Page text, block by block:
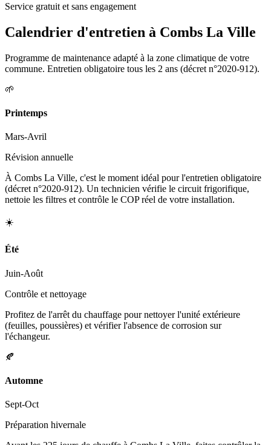
Service gratuit et sans engagement
Calendrier d'entretien à Combs La Ville
Programme de maintenance adapté à la zone climatique de votre
commune. Entretien obligatoire tous les 2 ans (décret n°2020-912).
🌱
Printemps
Mars-Avril
Révision annuelle
À Combs La Ville, c'est le moment idéal pour l'entretien obligatoire
(décret n°2020-912). Un technicien vérifie le circuit frigorifique,
nettoie les filtres et contrôle le COP réel de votre installation.
☀️
Été
Juin-Août
Contrôle et nettoyage
Profitez de l'arrêt du chauffage pour nettoyer l'unité extérieure
(feuilles, poussières) et vérifier l'absence de corrosion sur
l'échangeur.
🍂
Automne
Sept-Oct
Préparation hivernale